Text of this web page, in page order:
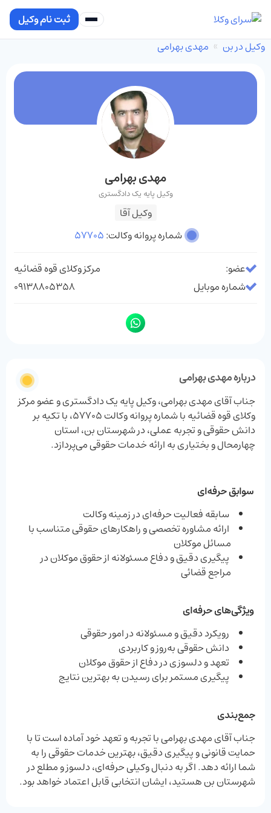
ثبت نام وکیل
وکیل در بن
مهدی بهرامی
مهدی بهرامی
وکیل پایه یک دادگستری
وکیل آقا
شماره پروانه وکالت:57705
عضو:
مرکز وکلای قوه قضائیه
شماره موبایل
09138805358
درباره مهدی بهرامی
جناب آقای مهدی بهرامی، وکیل پایه یک دادگستری و عضو مرکز
وکلای قوه قضائیه با شماره پروانه وکالت 57705، با تکیه بر
دانش حقوقی و تجربه عملی، در شهرستان بن، استان
چهارمحال و بختیاری به ارائه خدمات حقوقی می‌پردازد.
سوابق حرفه‌ای
سابقه فعالیت حرفه‌ای در زمینه وکالت
ارائه مشاوره تخصصی و راهکارهای حقوقی متناسب با
مسائل موکلان
پیگیری دقیق و دفاع مسئولانه از حقوق موکلان در
مراجع قضائی
ویژگی‌های حرفه‌ای
رویکرد دقیق و مسئولانه در امور حقوقی
دانش حقوقی به‌روز و کاربردی
تعهد و دلسوزی در دفاع از حقوق موکلان
پیگیری مستمر برای رسیدن به بهترین نتایج
جمع‌بندی
جناب آقای مهدی بهرامی با تجربه و تعهد خود آماده است تا با
حمایت قانونی و پیگیری دقیق، بهترین خدمات حقوقی را به
شما ارائه دهد. اگر به دنبال وکیلی حرفه‌ای، دلسوز و مطلع در
شهرستان بن هستید، ایشان انتخابی قابل اعتماد خواهد بود.